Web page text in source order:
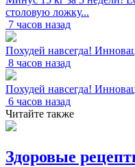
столовую ложку...
7 часов назад
Похудей навсегда!
8 часов назад
Похудей навсегда!
6 часов назад
Читайте также
Здоровые